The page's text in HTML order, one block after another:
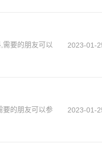
要的朋友可以
2023-01-
要的朋友可以参
2023-01-